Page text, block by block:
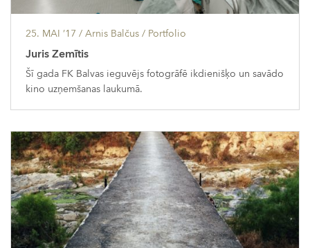
25. MAI ’17 / Arnis Balčus / Portfolio
Juris Zemītis
Šī gada FK Balvas ieguvējs fotogrāfē ikdienišķo un savādo
kino uzņemšanas laukumā.